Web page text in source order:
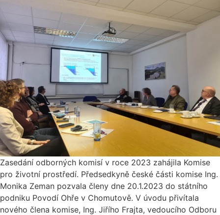
Zasedání odborných komisí v roce 2023 zahájila Komise
pro životní prostředí. Předsedkyně české části komise Ing.
Monika Zeman pozvala členy dne 20.1.2023 do státního
podniku Povodí Ohře v Chomutově. V úvodu přivítala
nového člena komise, Ing. Jiřího Frajta, vedoucího Odboru